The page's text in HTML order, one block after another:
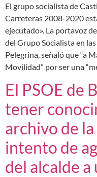
El grupo socialista de
Carreteras 2008-2020
ejecutado». La portavoz
del Grupo Socialista en
Pelegrina, señaló que “a
Movilidad” por ser una
El PSOE de
tener
archivo de
intento de
del alcalde a